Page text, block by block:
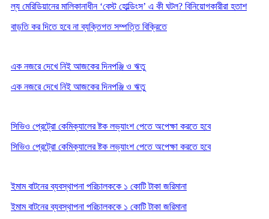
ল্য মেরিডিয়ানের মালিকানাধীন ‘বেস্ট হোল্ডিংস’ এ কী ঘটল? বিনিয়োগকারীরা হতাশ
বাড়তি কর দিতে হবে না ব্যক্তিগত সম্পত্তি বিক্রিতে
এক নজরে দেখে নিই আজকের দিনপঞ্জি ও ঋতু
এক নজরে দেখে নিই আজকের দিনপঞ্জি ও ঋতু
সিভিও প্রেট্রো কেমিক্যালের ষ্টক লভ্যাংশ পেতে অপেক্ষা করতে হবে
সিভিও প্রেট্রো কেমিক্যালের ষ্টক লভ্যাংশ পেতে অপেক্ষা করতে হবে
ইমাম বাটনের ব্যবস্থাপনা পরিচালককে ১ কোটি টাকা জরিমানা
ইমাম বাটনের ব্যবস্থাপনা পরিচালককে ১ কোটি টাকা জরিমানা